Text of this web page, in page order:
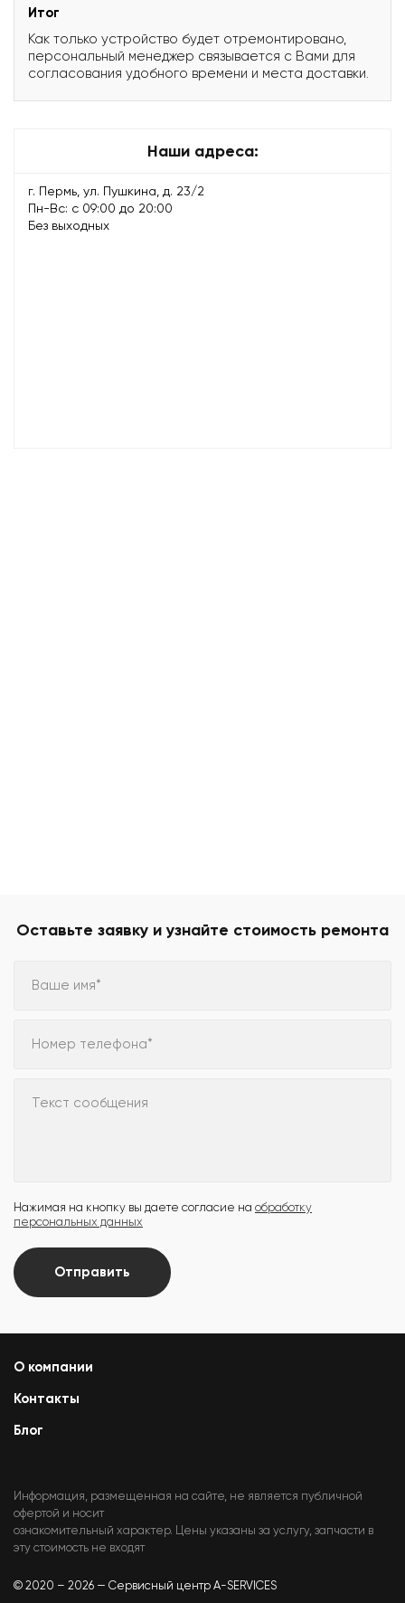
Итог
Как только устройство будет отремонтировано,
персональный менеджер связывается с Вами для
согласования удобного времени и места доставки.
Наши адреса:
г. Пермь, ул. Пушкина, д. 23/2
Пн-Вс: с 09:00 до 20:00
Без выходных
Оставьте заявку и узнайте стоимость ремонта
Ваше имя*
Номер телефона*
Текст сообщения
Нажимая на кнопку вы даете согласие на обработку
персональных данных
Отправить
О компании
Контакты
Блог
Информация, размещенная на сайте, не является публичной
офертой и носит
ознакомительный характер. Цены указаны за услугу, запчасти в
эту стоимость не входят
© 2020 – 2026 — Сервисный центр A-SERVICES